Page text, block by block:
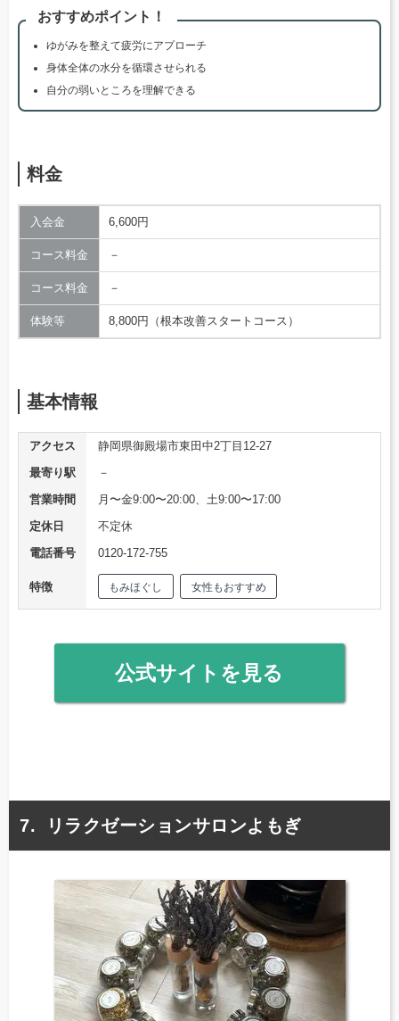
おすすめポイント！
ゆがみを整えて疲労にアプローチ
身体全体の水分を循環させられる
自分の弱いところを理解できる
料金
入会金 6,600円
コース料金 －
コース料金 －
体験等 8,800円（根本改善スタートコース）
基本情報
アクセス
静岡県御殿場市東田中2丁目12-27
最寄り駅
－
営業時間
月〜金9:00〜20:00、土9:00〜17:00
定休日
不定休
電話番号
0120-172-755
特徴 もみほぐし 女性もおすすめ
公式サイトを見る
リラクゼーションサロンよもぎ